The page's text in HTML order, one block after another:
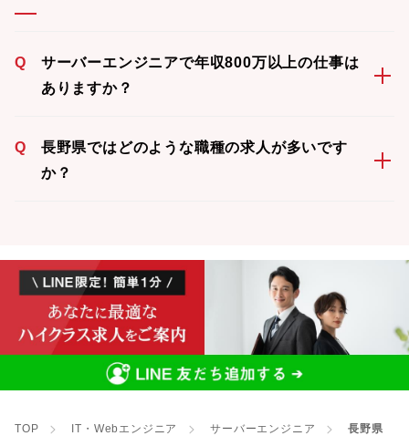
Q
サーバーエンジニアで年収800万以上の仕事は
ありますか？
Q
長野県ではどのような職種の求人が多いです
か？
TOP IT・Webエンジニア サーバーエンジニア 長野県